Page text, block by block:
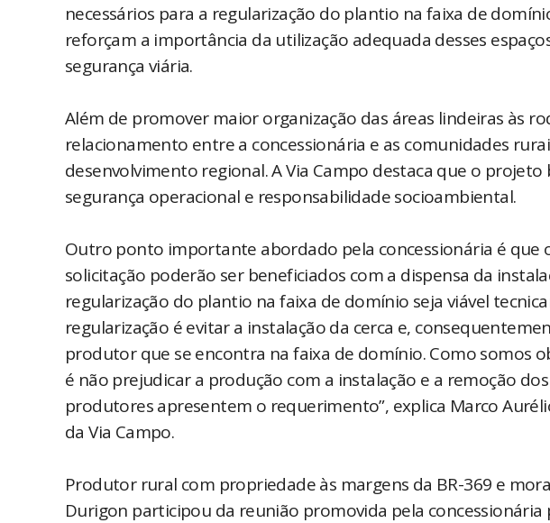
necessários para a regularização do plantio na faixa de
reforçam a importância da utilização adequada desses
segurança viária.
Além de promover maior organização das áreas lindeiras às
relacionamento entre a concessionária e as comunidades
desenvolvimento regional. A Via Campo destaca que o
segurança operacional e responsabilidade socioambiental.
Outro ponto importante abordado pela concessionária é que
solicitação poderão ser beneficiados com a dispensa da
regularização do plantio na faixa de domínio seja viável
regularização é evitar a instalação da cerca e,
produtor que se encontra na faixa de domínio. Como somos
é não prejudicar a produção com a instalação e a remoção
produtores apresentem o requerimento”, explica Marco
da Via Campo.
Produtor rural com propriedade às margens da BR-369 e
Durigon participou da reunião promovida pela